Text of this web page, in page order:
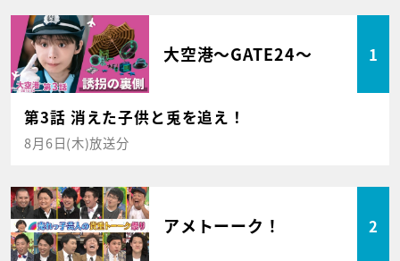
大空港～GATE24～ 1
第3話 消えた子供と兎を追え！
8月6日(木)放送分
アメトーーク！ 2